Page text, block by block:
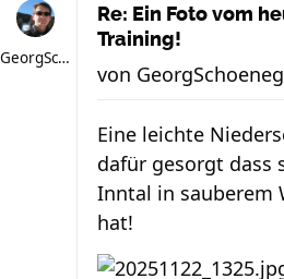
GeorgSchoenegger
Re: Ein Foto vom
Training!
von
Eine leichte
dafür gesorgt dass
Inntal in sauberem
hat!